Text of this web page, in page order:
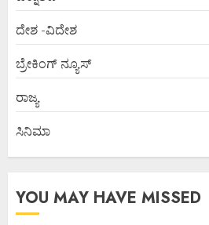
ದೇಶ -ವಿದೇಶ
ಬ್ರೇಕಿಂಗ್ ನ್ಯೂಸ್
ರಾಜ್ಯ
ಸಿನಿಮಾ
YOU MAY HAVE MISSED